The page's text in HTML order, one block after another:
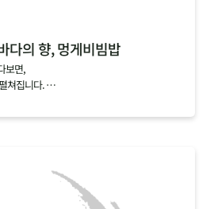
다의 향, 멍게비빔밥
보면,
쳐집니다.
고 나면,
않고 오롯이 느낄 수 있답니다.